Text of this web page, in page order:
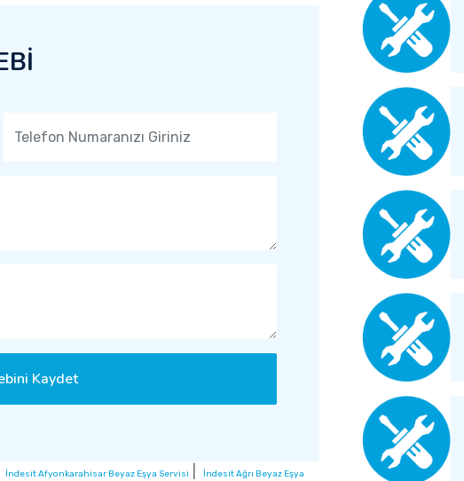
Kaydet
İndesit Afyonkarahisar Beyaz Eşya Servisi
İndesit Ağrı Beyaz Eşya